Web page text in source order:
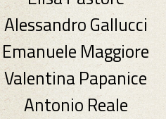
Alessandro Gallucci
Emanuele Maggiore
Valentina Papanice
Antonio Reale